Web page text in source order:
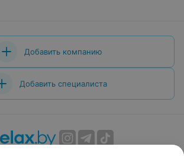
Добавить компанию
Добавить специалиста